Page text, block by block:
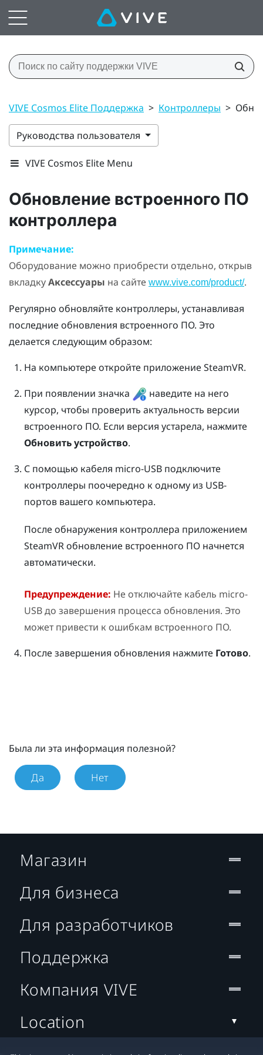
VIVE Cosmos Elite Поддержка > Контроллеры >
Руководства пользователя
VIVE Cosmos Elite Menu
Обновление встроенного ПО
контроллера
Примечание:
Оборудование можно приобрести отдельно, открыв
вкладкуАксессуары на сайте www.vive.com/product/.
Регулярно обновляйте контроллеры, устанавливая
последние обновления встроенного ПО. Это
делается следующим образом:
На компьютере откройте приложение SteamVR.
При появлении значка
наведите на него
курсор, чтобы проверить актуальность версии
встроенного ПО. Если версия устарела, нажмите
Обновить устройство.
С помощью кабеля micro-USB подключите
контроллеры поочередно к одному из USB-
портов вашего компьютера.
После обнаружения контроллера приложением
SteamVRобновление встроенного ПО начнется
автоматически.
Предупреждение: Не отключайте кабель micro-
USB до завершения процесса обновления. Это
может привести к ошибкам встроенного ПО.
После завершения обновления нажмите Готово.
Была ли эта информация полезной?
Да Нет
Магазин
Для бизнеса
Для разработчиков
Поддержка
Компания VIVE
Location